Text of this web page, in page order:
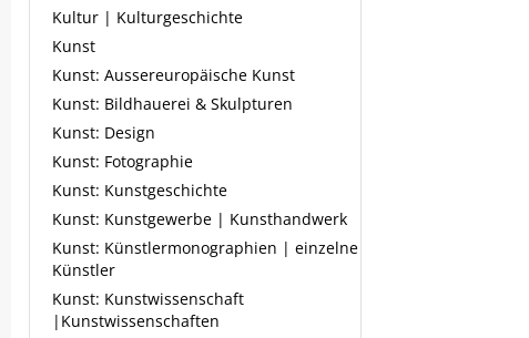
Kultur | Kulturgeschichte
Kunst
Kunst: Aussereuropäische Kunst
Kunst: Bildhauerei & Skulpturen
Kunst: Design
Kunst: Fotographie
Kunst: Kunstgeschichte
Kunst: Kunstgewerbe | Kunsthandwerk
Kunst: Künstlermonographien | einzelne
Künstler
Kunst: Kunstwissenschaft
|Kunstwissenschaften